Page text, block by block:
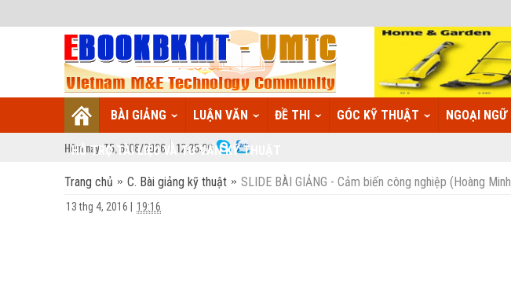
BÀI GIẢNG LUẬN VĂN ĐỀ THI GÓC KỸ THUẬT NGOẠI NGỮ
HỖ TRỢ TÀI LIỆU VÀ TƯ VẤN KỸ THUẬT
Hôm nay: T5, 6/08/2026 12:25:27
Trang chủ C. Bài giảng kỹ thuật SLIDE BÀI GIẢNG - Cảm biến công nghiệp (Hoàng
13 thg 4, 2016 19:16